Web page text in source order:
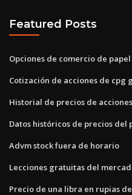
Featured Posts
Opciones de comercio de
Cotización de acciones de cpg
Historial de precios de
Datos históricos de precios del
Advm stock fuera de horario
Lecciones gratuitas del
Precio de una libra en rupias